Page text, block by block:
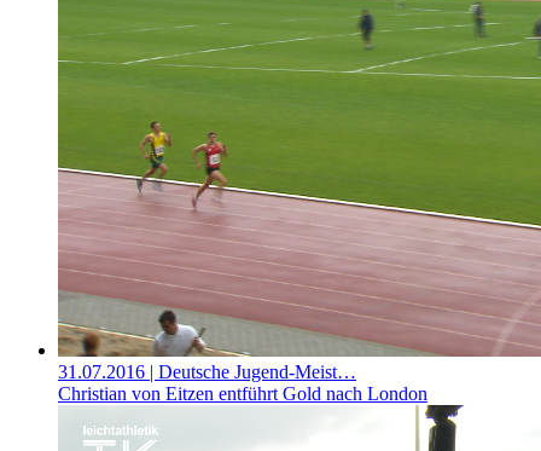
31.07.2016 | Deutsche Jugend-Meist…
Christian von Eitzen entführt Gold nach London